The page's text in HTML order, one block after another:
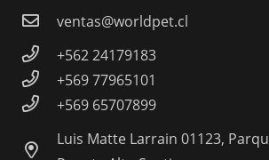
ventas@worldpet.cl
+562 24179183
+569 77965101
+569 65707899
Luis Matte Larrain 01123,